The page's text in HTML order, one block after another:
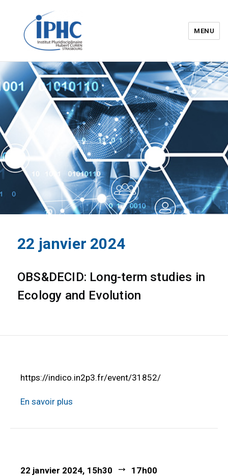
Institut pluridisciplinaire Hubert
Curien – IPHC
MENU
22 janvier 2024
OBS&DECID: Long-term studies in
Ecology and Evolution
https://indico.in2p3.fr/event/31852/
En savoir plus
22 janvier 2024, 15h30 17h00